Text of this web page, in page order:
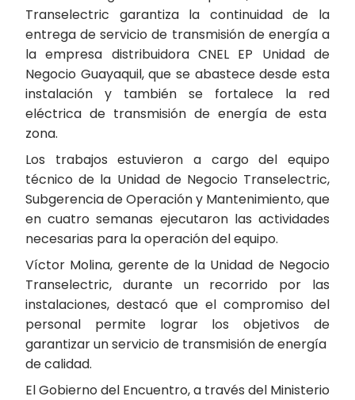
Transelectric garantiza la continuidad de la
entrega de servicio de transmisión de energía a
la empresa distribuidora CNEL EP Unidad de
Negocio Guayaquil, que se abastece desde esta
instalación y también se fortalece la red
eléctrica de transmisión de energía de esta
zona.
Los trabajos estuvieron a cargo del equipo
técnico de la Unidad de Negocio Transelectric,
Subgerencia de Operación y Mantenimiento, que
en cuatro semanas ejecutaron las actividades
necesarias para la operación del equipo.
Víctor Molina, gerente de la Unidad de Negocio
Transelectric, durante un recorrido por las
instalaciones, destacó que el compromiso del
personal permite lograr los objetivos de
garantizar un servicio de transmisión de energía
de calidad.
El Gobierno del Encuentro, a través del Ministerio